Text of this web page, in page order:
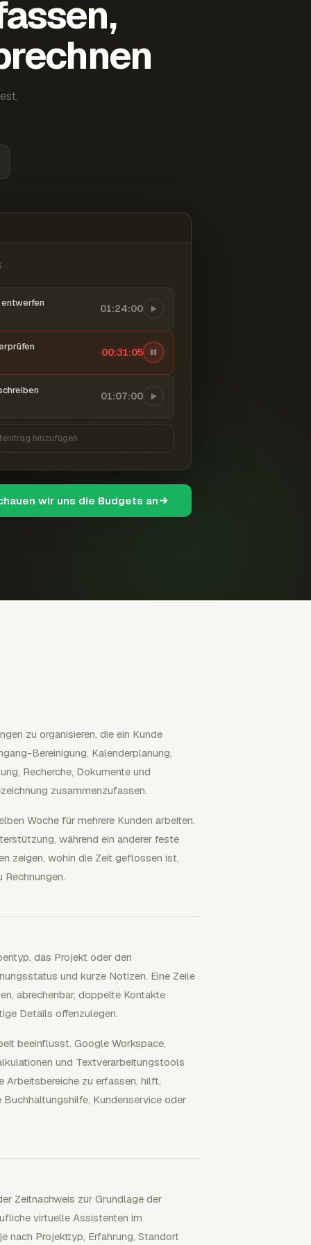
01:24:00
00:31:06
01:07:00
hinzufügen
wir uns die Budgets an
zu organisieren, die ein Kunde
Bereinigung, Kalenderplanung,
Recherche, Dokumente und
zusammenzufassen.
Woche für mehrere Kunden arbeiten.
während ein anderer feste
zeigen, wohin die Zeit geflossen ist,
das Projekt oder den
und kurze Notizen. Eine Zeile
abrechenbar, doppelte Kontakte
Details offenzulegen.
beeinflusst. Google Workspace,
und Textverarbeitungstools
Arbeitsbereiche zu erfassen, hilft,
Kundenservice oder
Zeitnachweis zur Grundlage der
virtuelle Assistenten im
nach Projekttyp, Erfahrung, Standort